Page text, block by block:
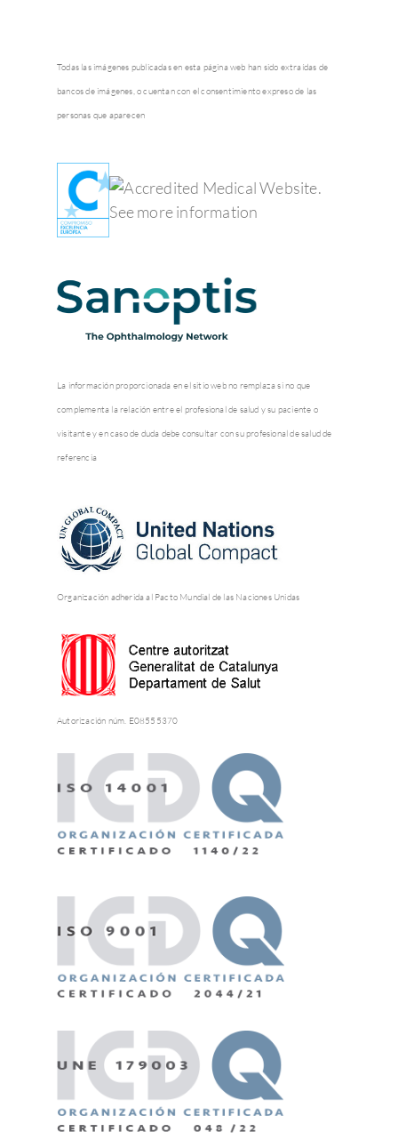
Todas las imágenes publicadas en esta página web han sido extraídas de
bancos de imágenes, o cuentan con el consentimiento expreso de las
personas que aparecen
La información proporcionada en el sitio web no remplaza si no que
complementa la relación entre el profesional de salud y su paciente o
visitante y en caso de duda debe consultar con su profesional de salud de
referencia
Organización adherida al Pacto Mundial de las Naciones Unidas
Autorización núm. E08555370